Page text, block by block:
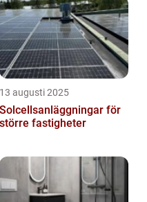
13 augusti 2025
Solcellsanläggningar för
större fastigheter